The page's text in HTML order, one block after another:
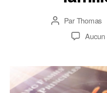
Auteur
l’article
ParThomas